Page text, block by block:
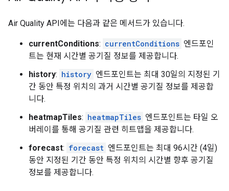
Air Quality API에는 다음과 같은 메서드가 있습니다.
currentConditions: currentConditions 엔드포인
트는 현재 시간별 공기질 정보를 제공합니다.
history: history 엔드포인트는 최대 30일의 지정된 기
간 동안 특정 위치의 과거 시간별 공기질 정보를 제공합
니다.
heatmapTiles: heatmapTiles 엔드포인트는 타일 오
버레이를 통해 공기질 관련 히트맵을 제공합니다.
forecast: forecast 엔드포인트는 최대 96시간 (4일)
동안 지정된 기간 동안 특정 위치의 시간별 향후 공기질
정보를 제공합니다.